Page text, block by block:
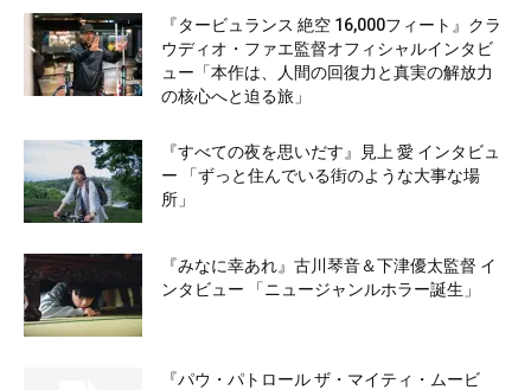
『タービュランス 絶空 16,000フィート』クラ
ウディオ・ファエ監督オフィシャルインタビ
ュー「本作は、人間の回復力と真実の解放力
の核心へと迫る旅」
『すべての夜を思いだす』見上 愛 インタビュ
ー 「ずっと住んでいる街のような大事な場
所」
『みなに幸あれ』古川琴音＆下津優太監督 イ
ンタビュー 「ニュージャンルホラー誕生」
『パウ・パトロール ザ・マイティ・ムービ